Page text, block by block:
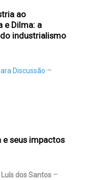
ao
e Dilma: a
industrialismo
Discussão
e seus impactos
dos Santos